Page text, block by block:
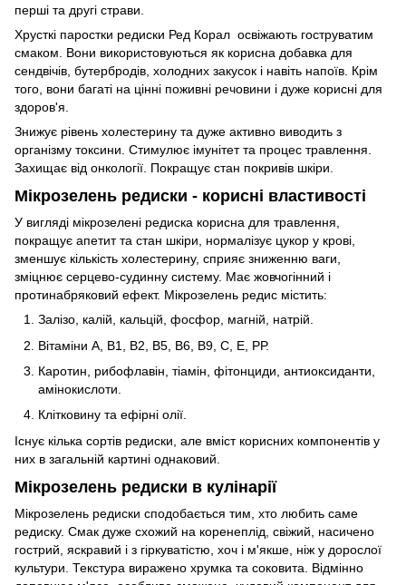
перші та другі страви.
Хрусткі паростки редиски Ред Корал освіжають гоструватим
смаком. Вони використовуються як корисна добавка для
сендвічів, бутербродів, холодних закусок і навіть напоїв. Крім
того, вони багаті на цінні поживні речовини і дуже корисні для
здоров'я.
Знижує рівень холестерину та дуже активно виводить з
організму токсини. Стимулює імунітет та процес травлення.
Захищає від онкології. Покращує стан покривів шкіри.
Мікрозелень редиски - корисні властивості
У вигляді мікрозелені редиска корисна для травлення,
покращує апетит та стан шкіри, нормалізує цукор у крові,
зменшує кількість холестерину, сприяє зниженню ваги,
зміцнює серцево-судинну систему. Має жовчогінний і
протинабряковий ефект. Мікрозелень редис містить:
Залізо, калій, кальцій, фосфор, магній, натрій.
Вітаміни А, В1, В2, В5, В6, В9, С, Е, РР.
Каротин, рибофлавін, тіамін, фітонциди, антиоксиданти,
амінокислоти.
Клітковину та ефірні олії.
Існує кілька сортів редиски, але вміст корисних компонентів у
них в загальній картині однаковий.
Мікрозелень редиски в кулінарії
Мікрозелень редиски сподобається тим, хто любить саме
редиску. Смак дуже схожий на коренеплід, свіжий, насичено
гострий, яскравий і з гіркуватістю, хоч і м'якше, ніж у дорослої
культури. Текстура виражено хрумка та соковита. Відмінно